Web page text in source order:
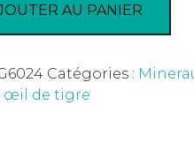
AU PANIER
Catégories :
œil de tigre